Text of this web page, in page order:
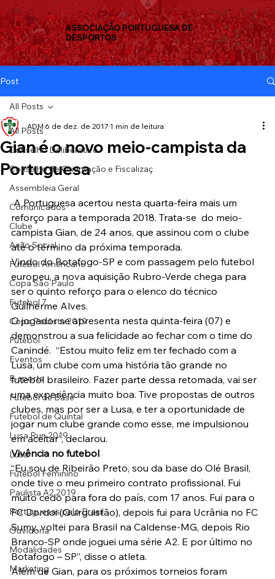
ASSOCIAÇÃO PORTUGUESA DE
DESPORTOS
Post
All Posts
Conselho Deliberativo
Conselho de Orientação e Fiscalizaç
Assembleia Geral
Comunicados
Clube
Ação Social
Futebol Americano
Copa São Paulo
Futebol 7
Copa Paulista 2019
Futebol
Eventos
E-sports
Futebol de Base
Futebol de Quintal
Lusa Run 2019
Lusa
Futebol Feminino
Paulista A2 2019
Portuguesas pelo Brasil
Ouvidoria
Modalidades
Marketing
All Posts
Gian é o novo meio-campista da
Portuguesa
ADM 6 de dez. de 2017 1 min de leitura
A Portuguesa acertou nesta quarta-feira mais um
reforço para a temporada 2018. Trata-se  do meio-
campista Gian, de 24 anos, que assinou com o clube
até o término da próxima temporada.
Vindo do Botafogo-SP e com passagem pelo futebol
europeu, a nova aquisição Rubro-Verde chega para
ser o quinto reforço para o elenco do técnico
Guilherme Alves.
O jogador se apresenta nesta quinta-feira (07) e
demonstrou a sua felicidade ao fechar com o time do
Canindé.  “Estou muito feliz em ter fechado com a
Lusa, um clube com uma história tão grande no
futebol brasileiro. Fazer parte dessa retomada, vai ser
uma experiência muito boa. Tive propostas de outros
clubes, mas por ser a Lusa, e ter a oportunidade de
jogar num clube grande como esse, me impulsionou
em aceitar”, declarou.
Vivência no futebol
“Eu sou de Ribeirão Preto, sou da base do Olé Brasil,
onde tive o meu primeiro contrato profissional. Fui
muito cedo para fora do país, com 17 anos. Fui para o
FC Dordoi (Quirguistão), depois fui para Ucrânia no FC
Sumy, voltei para Brasil na Caldense-MG, depois Rio
Branco-SP onde joguei uma série A2. E por último no
Botafogo – SP”, disse o atleta.
Além de Gian, para os próximos torneios foram